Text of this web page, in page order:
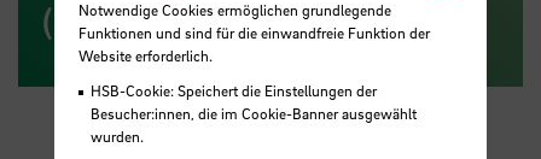
(B-I-C)
Notwendige Cookies ermöglichen grundlegende
Funktionen und sind für die einwandfreie Funktion der
Website erforderlich.
HSB-Cookie: Speichert die Einstellungen der
Besucher:innen, die im Cookie-Banner ausgewählt
wurden.